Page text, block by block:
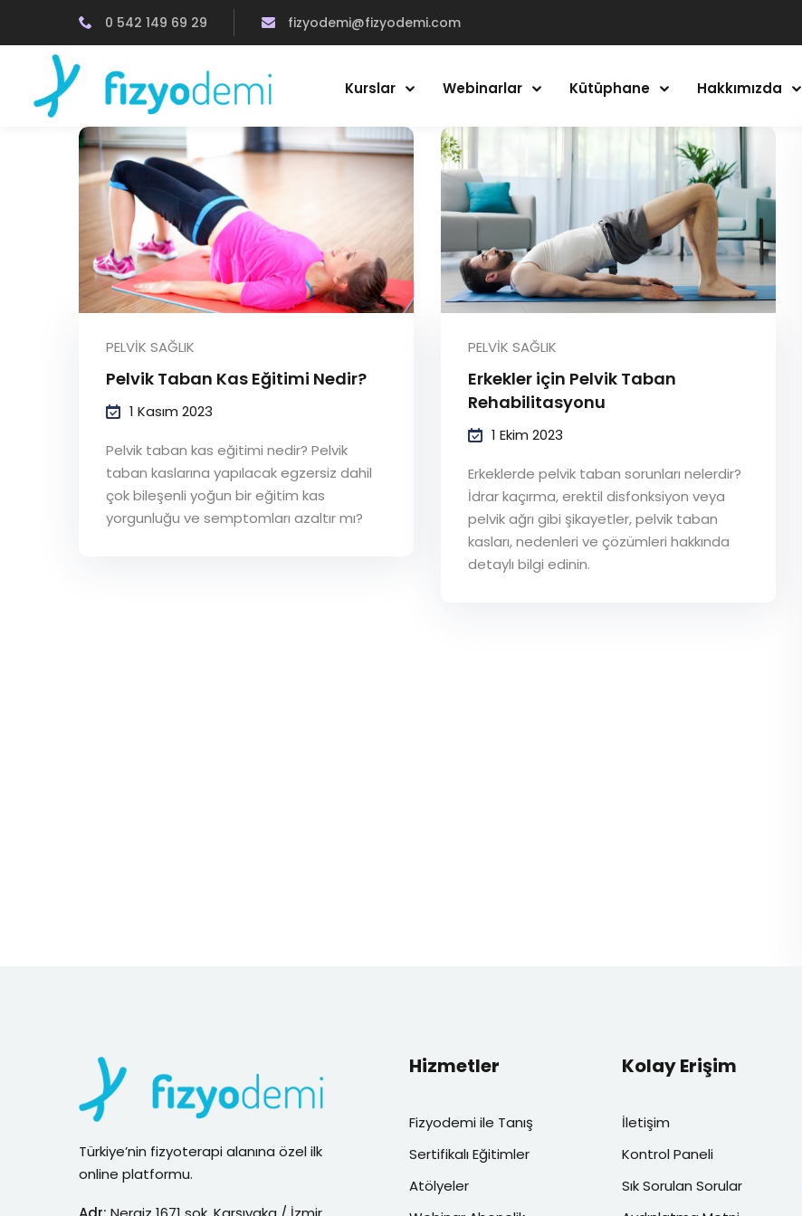
0 542 149 69 29 fizyodemi@fizyodemi.com
Kurslar Webinarlar Kütüphane Hakkımızda
PELVIK SAĞLIK
Pelvik Taban Kas Eğitimi Nedir?
1 Kasım 2023
Pelvik taban kas eğitimi nedir? Pelvik
taban kaslarına yapılacak egzersiz dahil
çok bileşenli yoğun bir eğitim kas
yorgunluğu ve semptomları azaltır mı?
PELVIK SAĞLIK
Erkekler için Pelvik Taban
Rehabilitasyonu
1 Ekim 2023
Erkeklerde pelvik taban sorunları nelerdir?
İdrar kaçırma, erektil disfonksiyon veya
pelvik ağrı gibi şikayetler, pelvik taban
kasları, nedenleri ve çözümleri hakkında
detaylı bilgi edinin.
Türkiye’nin fizyoterapi alanına özel ilk
online platformu.
Hizmetler
Fizyodemi ile Tanış
Sertifikalı Eğitimler
Atölyeler
Kolay Erişim
İletişim
Kontrol Paneli
Sık Sorulan Sorular
Giriş Yap Kayıt Ol
Giriş Yap
Hesabın yok mu?Kayıt Ol
Beni hatırla Şifremi unuttum